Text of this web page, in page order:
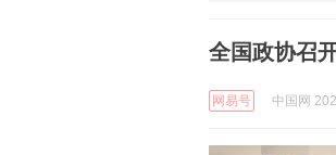
全国政协召
网易号 中国网